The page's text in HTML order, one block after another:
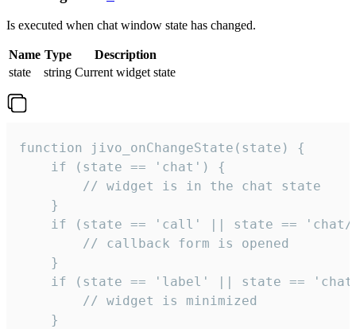
Is executed when chat window state has changed.
Name Type
Description
state
string Current widget state
function jivo_onChangeState(state) {
    if (state == 'chat') {
        // widget is in the chat state
    }
if (state == 'call' || state ==
        // callback form is opened
    }
if (state == 'label' || state ==
        // widget is minimized
    }